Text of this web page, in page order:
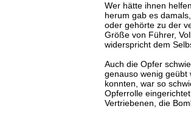
Wer hätte ihnen
herum gab es
oder gehörte zu der
Größe von Führer,
widerspricht dem
Auch die Opfer
genauso wenig geübt
konnten, war so
Opferrolle
Vertriebenen, die